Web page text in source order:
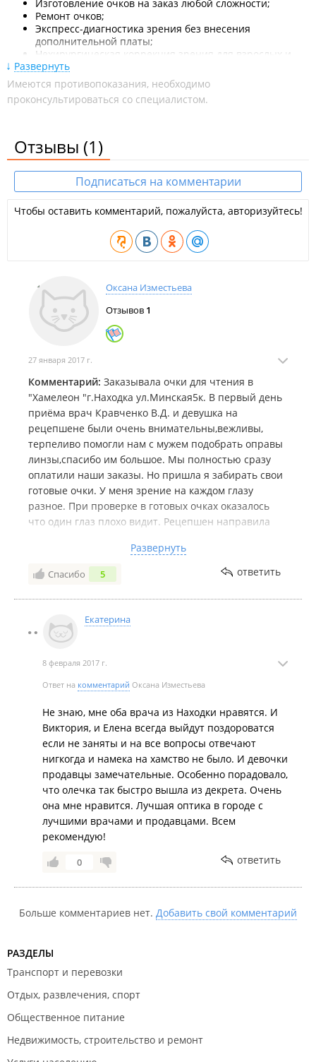
Изготовление очков на заказ любой сложности;
Ремонт очков;
Экспресс-диагностика зрения без внесения
дополнительной платы;
Нехирургическая коррекция зрения для взрослых и
детей;
Реализация сертифицированной продукции;
Прием опытных врачей-офтальмологов и
оптометристов;
ИП Лобко Н. А.
ООО "Еврооптика".
Развернуть
Имеются противопоказания, необходимо
проконсультироваться со специалистом.
Отзывы (1)
Подписаться на комментарии
Чтобы оставить комментарий, пожалуйста, авторизуйтесь!
Оксана Изместьева
Отзывов 1
27 января 2017 г.
Комментарий: Заказывала очки для чтения в
"Хамелеон "г.Находка ул.Минская5к. В первый день
приёма врач Кравченко В.Д. и девушка на
рецепшене были очень внимательны,вежливы,
терпеливо помогли нам с мужем подобрать оправы
линзы,спасибо им большое. Мы полностью сразу
оплатили наши заказы. Но пришла я забирать свои
готовые очки. У меня зрение на каждом глазу
разное. При проверке в готовых очках оказалось
что один глаз плохо видит. Рецепшен направила
девушка офтальмолог, фамилии не знаю,она не
представилась. Врач повела себя крайне
раздражительно,не корректно, стремилась убедить
меня что мне все сделали правильно,забивать меня
познаниями в офтальмологии устраивать мне
экзамен на эту тему. На любой мой вопрос
таращила на меня глаза и свое негодование всем
видом показывая "какая я дура и что же мне ещё
соответствующую для меня вещь и унижение в
придачу.
Развернуть
Спасибо 5 ответить
Екатерина
8 февраля 2017 г.
Ответ на комментарий Оксана Изместьева
Не знаю, мне оба врача из Находки нравятся. И
Виктория, и Елена всегда выйдут поздороватся
если не заняты и на все вопросы отвечают
нигкогда и намека на хамство не было. И девочки
продавцы замечательные. Особенно порадовало,
что олечка так быстро вышла из декрета. Очень
она мне нравится. Лучшая оптика в городе с
лучшими врачами и продавцами. Всем
рекомендую!
0 ответить
Больше комментариев нет. Добавить свой комментарий
РАЗДЕЛЫ
Транспорт и перевозки
Отдых, развлечения, спорт
Общественное питание
Недвижимость, строительство и ремонт